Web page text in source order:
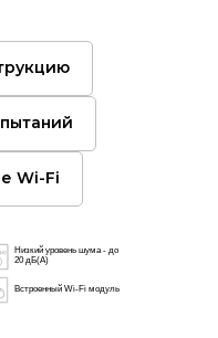
Wi-Fi
Низкий уровень шума - до
20 дБ(А)
Встроенный Wi-Fi модуль